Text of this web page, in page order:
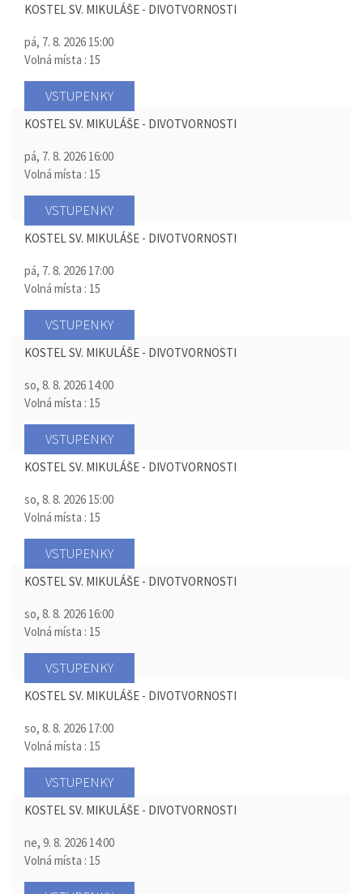
KOSTEL SV. MIKULÁŠE - DIVOTVORNOSTI
pá, 7. 8. 2026 15:00
Volná místa : 15
VSTUPENKY
KOSTEL SV. MIKULÁŠE - DIVOTVORNOSTI
pá, 7. 8. 2026 16:00
Volná místa : 15
VSTUPENKY
KOSTEL SV. MIKULÁŠE - DIVOTVORNOSTI
pá, 7. 8. 2026 17:00
Volná místa : 15
VSTUPENKY
KOSTEL SV. MIKULÁŠE - DIVOTVORNOSTI
so, 8. 8. 2026 14:00
Volná místa : 15
VSTUPENKY
KOSTEL SV. MIKULÁŠE - DIVOTVORNOSTI
so, 8. 8. 2026 15:00
Volná místa : 15
VSTUPENKY
KOSTEL SV. MIKULÁŠE - DIVOTVORNOSTI
so, 8. 8. 2026 16:00
Volná místa : 15
VSTUPENKY
KOSTEL SV. MIKULÁŠE - DIVOTVORNOSTI
so, 8. 8. 2026 17:00
Volná místa : 15
VSTUPENKY
KOSTEL SV. MIKULÁŠE - DIVOTVORNOSTI
ne, 9. 8. 2026 14:00
Volná místa : 15